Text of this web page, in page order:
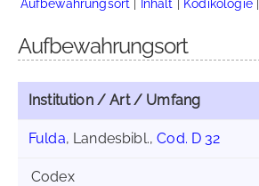
Aufbewahrungsort | Inhalt | Kodikologie|
Aufbewahrungsort
Institution / Art / Umfang
Fulda, Landesbibl.,Cod. D 32
Codex